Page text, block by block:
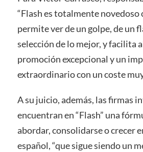
“Flash es totalmente
permite ver de un golpe, de un
selección de lo mejor, y facilita
promoción excepcional y un
extraordinario con un coste
A su juicio, además, las firmas
encuentran en “Flash” una
abordar, consolidarse o crecer
español, “que sigue siendo un